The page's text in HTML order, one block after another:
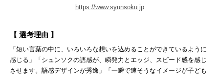
https://www.syunsoku.jp
【 選考理由 】
「短い言葉の中に、いろいろな想いを込めることができているように
感じる」「シュンソクの語感が、瞬発力とエッジ、スピード感を感じ
させます。語感デザインが秀逸」「一瞬で速そうなイメージが子ども